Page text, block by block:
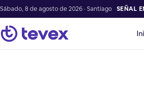
Sábado, 8 de agosto de 2026 · Santiago SEÑAL